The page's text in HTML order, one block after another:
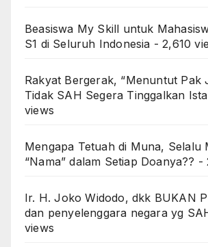
Beasiswa My Skill untuk
S1 di Seluruh Indonesia - 2,610
Rakyat Bergerak, “Menuntut Pak
Tidak SAH Segera Tinggalkan
views
Mengapa Tetuah di Muna, Selalu
“Nama” dalam Setiap Doanya?? -
Ir. H. Joko Widodo, dkk BUKAN
dan penyelenggara negara yg
views